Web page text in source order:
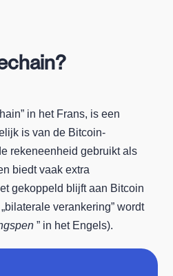
in het Frans, is een
is van de Bitcoin-
rekeneenheid gebruikt als
biedt vaak extra
gekoppeld blijft aan Bitcoin
verankering” wordt
” in het Engels).